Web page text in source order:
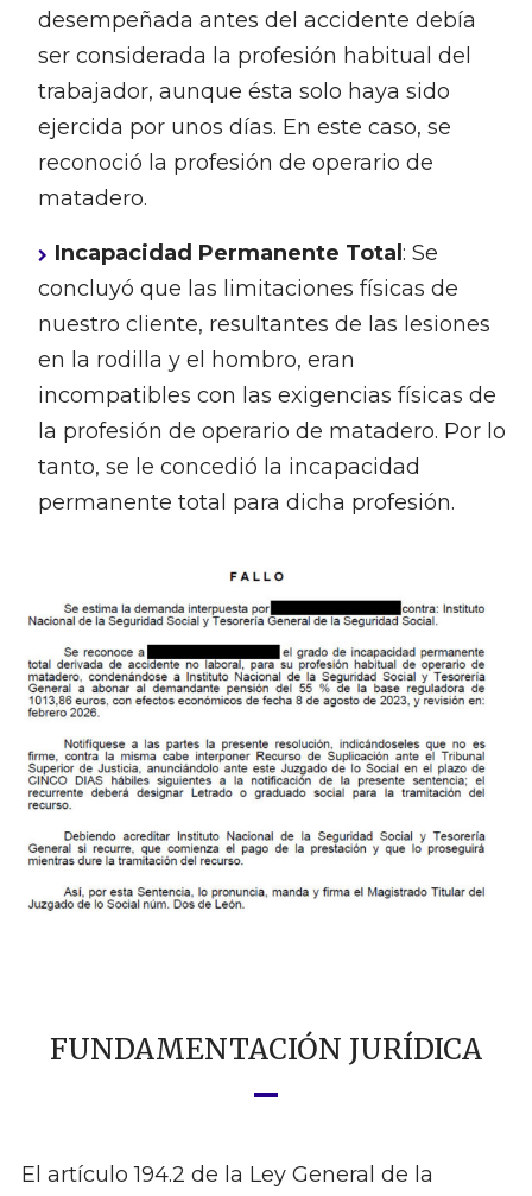
desempeñada antes del accidente debía
ser considerada la profesión habitual del
trabajador, aunque ésta solo haya sido
ejercida por unos días. En este caso, se
reconoció la profesión de operario de
matadero.
Incapacidad Permanente Total : Se
concluyó que las limitaciones físicas de
nuestro cliente, resultantes de las lesiones
en la rodilla y el hombro, eran
incompatibles con las exigencias físicas de
la profesión de operario de matadero. Por lo
tanto, se le concedió la incapacidad
permanente total para dicha profesión.
FUNDAMENTACIÓN JURÍDICA
El artículo 194.2 de la Ley General de la